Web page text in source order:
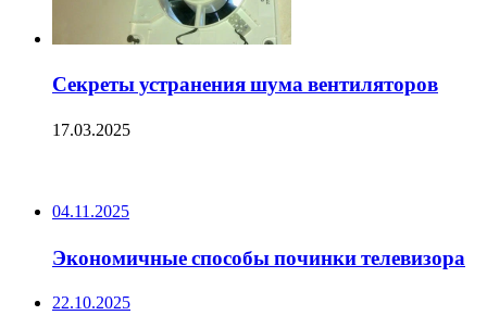
Секреты устранения шума вентиляторов
17.03.2025
04.11.2025
Экономичные способы починки телевизора
22.10.2025